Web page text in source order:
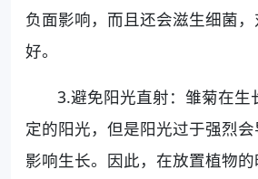
负面影响，而且还会滋生细菌
好。
3.避免阳光直射：雏菊在生
定的阳光，但是阳光过于强烈会
影响生长。因此，在放置植物